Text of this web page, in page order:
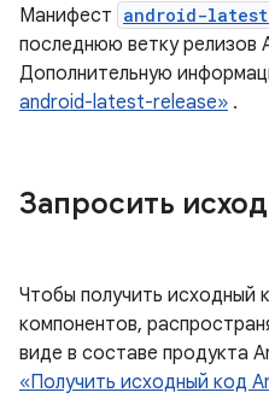
Манифест android-
последнюю ветку релизов
Дополнительную
android-latest-release» .
Запросить
Чтобы получить исходный
компонентов,
виде в составе продукта
«Получить исходный код